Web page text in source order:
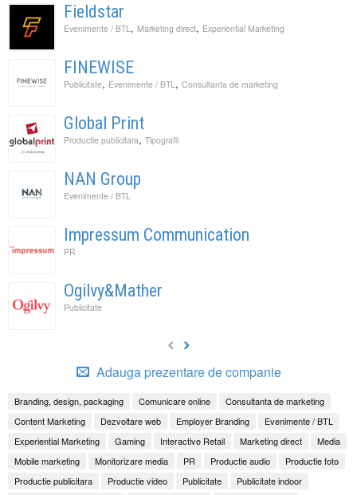
Fieldstar
Evenimente / BTL , Marketing direct, Experiential Marketing
FINEWISE
Publicitate, Evenimente / BTL , Consultanta de marketing
Global Print
Productie publicitara, Tipografii
NAN Group
Evenimente / BTL
Impressum Communication
PR
Ogilvy&Mather
Publicitate
Adauga prezentare de companie
Branding, design, packaging Comunicare online
Consultanta de marketing
Content Marketing
Dezvoltare web Employer Branding
Evenimente / BTL
Experiential Marketing
Gaming Interactive Retail Marketing direct
Media
Mobile marketing
Monitorizare media PR Productie audio
Productie foto
Productie publicitara
Productie video Publicitate
Publicitate indoor